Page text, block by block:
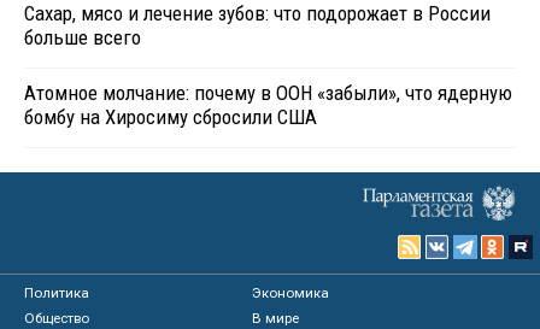
Сахар, мясо и лечение зубов: что подорожает в России
больше всего
Атомное молчание: почему в ООН «забыли», что ядерную
бомбу на Хиросиму сбросили США
Политика
Экономика
Общество
В мире